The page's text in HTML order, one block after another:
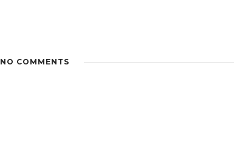
NO COMMENTS